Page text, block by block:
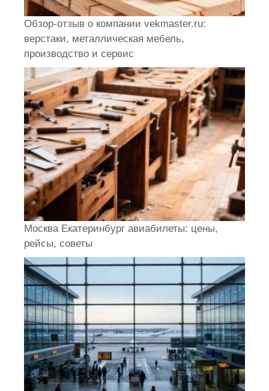
Обзор-отзыв о компании vekmaster.ru:
верстаки, металлическая мебель,
производство и сервис
Москва Екатеринбург авиабилеты: цены,
рейсы, советы